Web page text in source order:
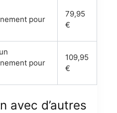
pour
79,95
€
pour
109,95
€
avec d’autres